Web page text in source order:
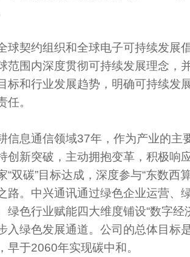
球契约组织和全球电子可持续发展
范围内深度贯彻可持续发展理念，
标和行业发展趋势，明确可持续发
任。
信息通信领域37年，作为产业的主
创新突破，主动拥抱变革，积极响
“双碳”目标达成，深度参与“东数西
路。中兴通讯通过绿色企业运营、
绿色行业赋能四大维度铺设“数字经
入绿色发展通道。公司的总体目标
早于2060年实现碳中和。